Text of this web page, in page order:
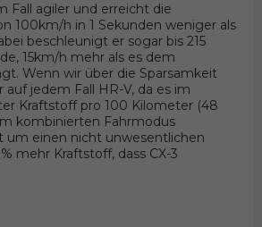
Fall agiler und erreicht die
100km/h in 1 Sekunden weniger als
beschleunigt er sogar bis 215
15km/h mehr als es dem
Wenn wir über die Sparsamkeit
auf jedem Fall HR-V, da es im
Kraftstoff pro 100 Kilometer (48
kombinierten Fahrmodus
um einen nicht unwesentlichen
mehr Kraftstoff, dass CX-3